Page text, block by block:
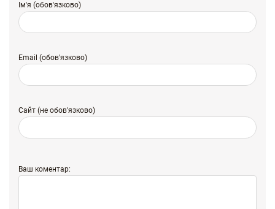
Ім'я (обов'язково)
Email (обов'язково)
Сайт (не обов'язково)
Ваш коментар: